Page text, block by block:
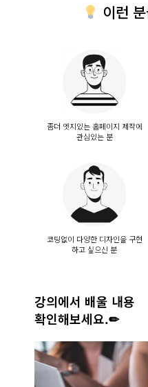
이런
좀더 엣지있는 홈페이지 제작에
관심있는 분
코딩없이 다양한 디자인을 구현
하고 싶으신 분
강의에서 배울 내용
확인해보세요.✏